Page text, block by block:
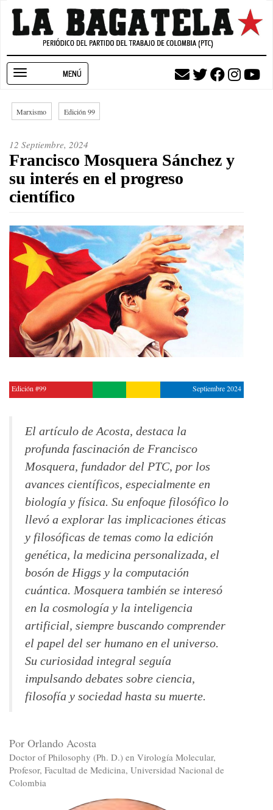
Pasar
contenido
navigation
Marxismo Edición 99
12 Septiembre, 2024
Francisco Mosquera Sánchez y
su interés en el progreso
científico
Edición #99 Septiembre 2024
El artículo de Acosta, destaca la
profunda fascinación de Francisco
Mosquera, fundador del PTC, por los
avances científicos, especialmente en
biología y física. Su enfoque filosófico lo
llevó a explorar las implicaciones éticas
y filosóficas de temas como la edición
genética, la medicina personalizada, el
bosón de Higgs y la computación
cuántica. Mosquera también se interesó
en la cosmología y la inteligencia
artificial, siempre buscando comprender
el papel del ser humano en el universo.
Su curiosidad integral seguía
impulsando debates sobre ciencia,
filosofía y sociedad hasta su muerte.
Por Orlando Acosta
Doctor of Philosophy (Ph. D.) en Virología Molecular,
Profesor, Facultad de Medicina, Universidad Nacional de
Colombia